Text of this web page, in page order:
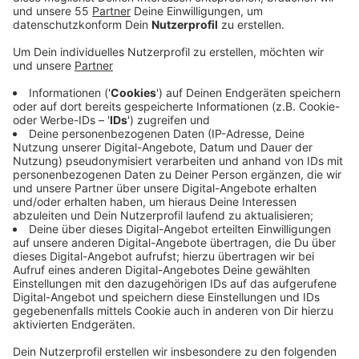
Rathaus.
Veröffentlicht:Sonntag, 03.11.2024 08:30
Anzeige
Eigentlich sollten die Sanierungsarbeiten dann mit dem
Ende der Herbstferien fertig sein. Es wurden allerdings
noch mehr Mängel an der der Wärmedämmung
festgestellt. Hinzu kommen Lieferverzögerungen bei
den Fensterbänken. Die Stadt Hilden geht davon aus,
dass die Fassadenarbeiten erst bis Ende des Jahres
abgeschlossen sein werden. Wenn das Wetter den